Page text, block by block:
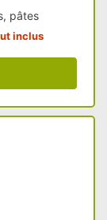
pâtes
inclus